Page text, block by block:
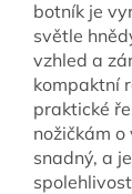
botník je
světle
vzhled a
kompaktní
praktické
nožičkám
snadný, a